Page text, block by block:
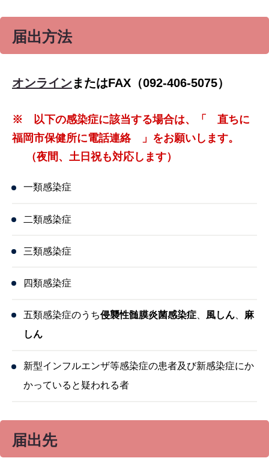
届出方法
オンライン またはFAX（092-406-5075）
※ 以下の感染症に該当する場合は、「 直ちに
福岡市保健所に電話連絡 」をお願いします。
（夜間、土日祝も対応します）
一類感染症
二類感染症
三類感染症
四類感染症
五類感染症のうち侵襲性髄膜炎菌感染症 風しん
麻
しん
新型インフルエンザ等感染症の患者及び新感染症にか
かっていると疑われる者
届出先